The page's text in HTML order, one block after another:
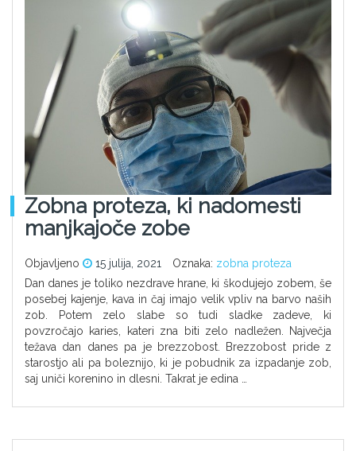
Zobna proteza, ki nadomesti
manjkajoče zobe
Objavljeno 15 julija, 2021 Oznaka: zobna proteza
Dan danes je toliko nezdrave hrane, ki škodujejo zobem, še
posebej kajenje, kava in čaj imajo velik vpliv na barvo naših
zob. Potem zelo slabe so tudi sladke zadeve, ki
povzročajo karies, kateri zna biti zelo nadležen. Največja
težava dan danes pa je brezzobost. Brezzobost pride z
starostjo ali pa boleznijo, ki je pobudnik za izpadanje zob,
saj uniči korenino in dlesni. Takrat je edina …